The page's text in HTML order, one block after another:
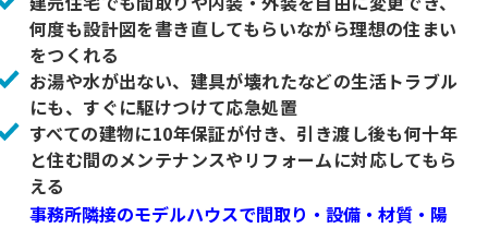
何度も設計図を書き直してもらいながら理想の住まい
をつくれる
お湯や水が出ない、建具が壊れたなどの生活トラブル
にも、すぐに駆けつけて応急処置
すべての建物に10年保証が付き、引き渡し後も何十年
と住む間のメンテナンスやリフォームに対応してもら
える
事務所隣接のモデルハウスで間取り・設備・材質・陽